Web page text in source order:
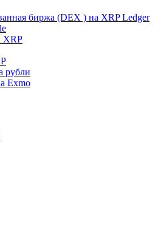
биржа (DEX ) на XRP Ledger
XRP
рубли
Exmo